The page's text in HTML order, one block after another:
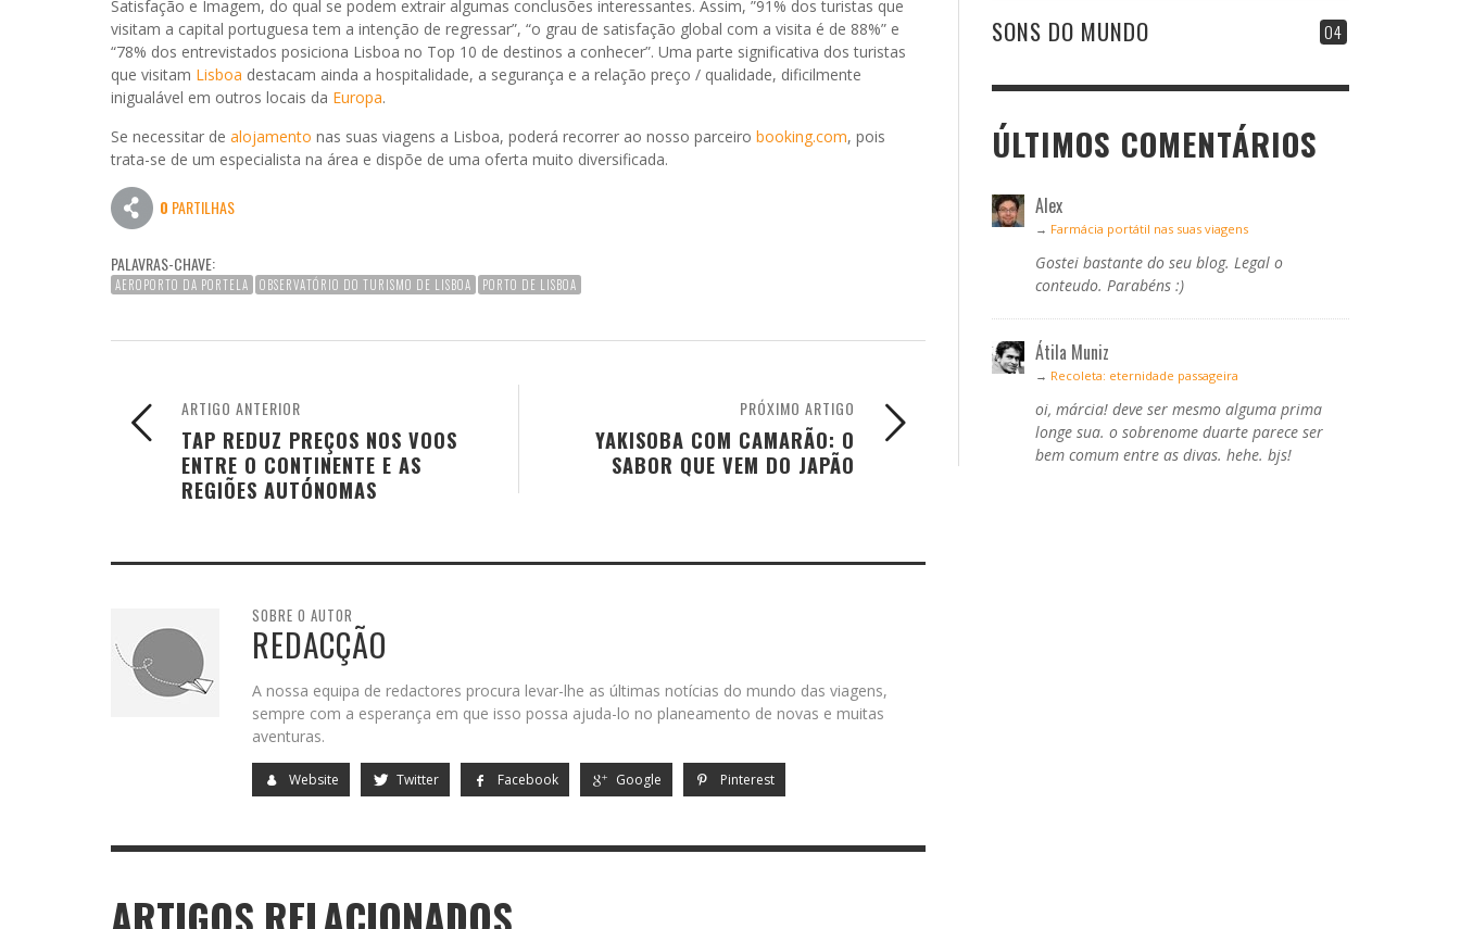
Satisfação e Imagem, do qual se podem extrair algumas conclusões interessantes. Assim, ”91% dos turistas que
visitam a capital portuguesa tem a intenção de regressar”, “o grau de satisfação global com a visita é de 88%” e
“78% dos entrevistados posiciona Lisboa no Top 10 de destinos a conhecer”. Uma parte significativa dos turistas
que visitam Lisboa destacam ainda a hospitalidade, a segurança e a relação preço / qualidade, dificilmente
inigualável em outros locais da Europa.
Se necessitar de alojamento nas suas viagens a Lisboa, poderá recorrer ao nosso parceiro booking.com, pois
trata-se de um especialista na área e dispõe de uma oferta muito diversificada.
0 PARTILHAS
PALAVRAS-CHAVE:
AEROPORTO DA PORTELA OBSERVATÓRIO DO TURISMO DE LISBOA PORTO DE LISBOA
PRÓXIMO ARTIGO
YAKISOBA COM CAMARÃO: O
SABOR QUE VEM DO JAPÃO
ARTIGO ANTERIOR
TAP REDUZ PREÇOS NOS VOOS
ENTRE O CONTINENTE E AS
REGIÕES AUTÓNOMAS
SOBRE O AUTOR
REDACÇÃO
A nossa equipa de redactores procura levar-lhe as últimas notícias do mundo das viagens,
sempre com a esperança em que isso possa ajuda-lo no planeamento de novas e muitas
aventuras.
Website Twitter Facebook Google Pinterest
04
SONS DO MUNDO
ÚLTIMOS COMENTÁRIOS
Alex
→ Farmácia portátil nas suas viagens
Gostei bastante do seu blog. Legal o
conteudo. Parabéns :)
Átila Muniz
→ Recoleta: eternidade passageira
oi, márcia! deve ser mesmo alguma prima
longe sua. o sobrenome duarte parece ser
bem comum entre as divas. hehe. bjs!